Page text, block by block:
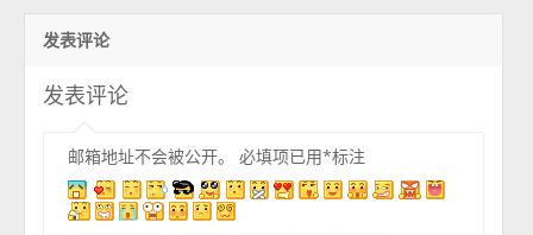
发表评论
发表评论
邮箱地址不会被公开。 必填项已用*标注